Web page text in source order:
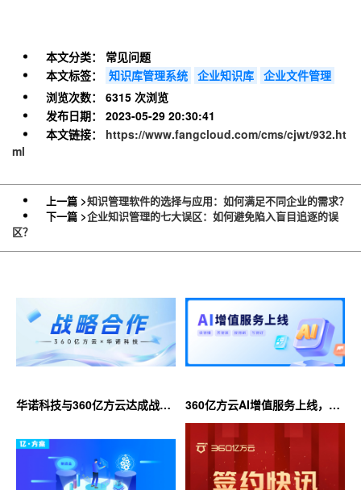
本文分类：
常见问题
本文标签：
知识库管理系统 企业知识库 企业文件管理
浏览次数：
6315 次浏览
发布日期：
2023-05-29 20:30:41
本文链接：
https://www.fangcloud.com/cms/cjwt/932.ht
ml
上一篇 >知识管理软件的选择与应用：如何满足不同企业的需求？
下一篇 >企业知识管理的七大误区：如何避免陷入盲目追逐的误
区？
华诺科技与360亿方云达成战略
360亿方云AI增值服务上线，超
大限时优惠等你来！